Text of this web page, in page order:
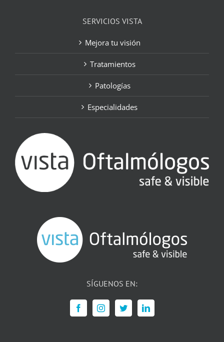
SERVICIOS VISTA
Mejora tu visión
Tratamientos
Patologías
Especialidades
SÍGUENOS EN: